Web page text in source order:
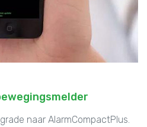
naar AlarmCompactPlus.